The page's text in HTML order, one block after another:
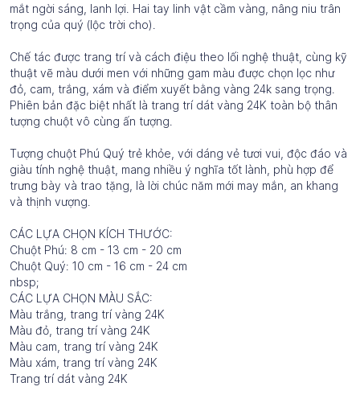
mắt ngời sáng, lanh lợi. Hai tay linh vật cầm vàng, nâng niu trân
trọng của quý (lộc trời cho).
Chế tác được trang trí và cách điệu theo lối nghệ thuật, cùng kỹ
thuật vẽ màu dưới men với những gam màu được chọn lọc như
đỏ, cam, trắng, xám và điểm xuyết bằng vàng 24k sang trọng.
Phiên bản đặc biệt nhất là trang trí dát vàng 24K toàn bộ thân
tượng chuột vô cùng ấn tượng.
Tượng chuột Phú Quý trẻ khỏe, với dáng vẻ tươi vui, độc đáo và
giàu tính nghệ thuật, mang nhiều ý nghĩa tốt lành, phù hợp để
trưng bày và trao tặng, là lời chúc năm mới may mắn, an khang
và thịnh vượng.
CÁC LỰA CHỌN KÍCH THƯỚC:
Chuột Phú: 8 cm - 13 cm - 20 cm
Chuột Quý: 10 cm - 16 cm - 24 cm
nbsp;
CÁC LỰA CHỌN MÀU SẮC:
Màu trắng, trang trí vàng 24K
Màu đỏ, trang trí vàng 24K
Màu cam, trang trí vàng 24K
Màu xám, trang trí vàng 24K
Trang trí dát vàng 24K